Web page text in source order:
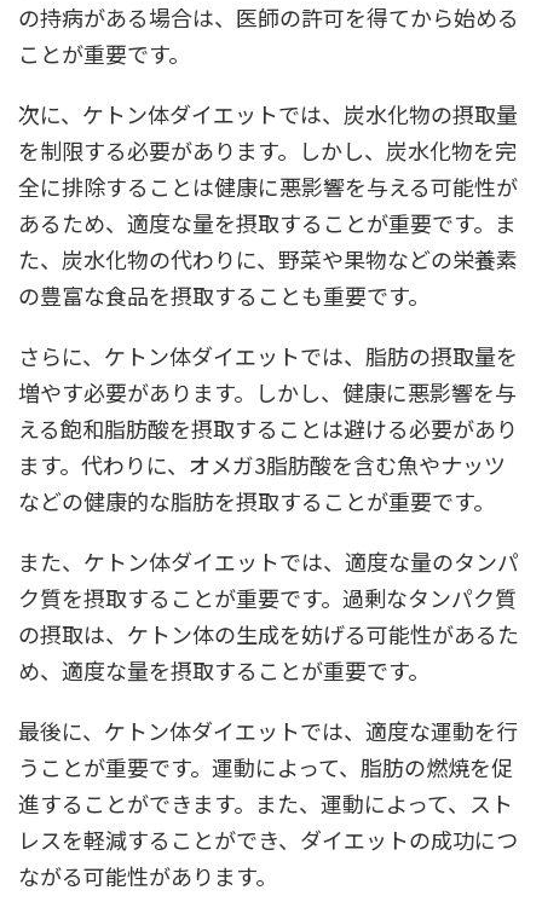
の持病がある場合は、医師の許可を得てから始める
ことが重要です。
次に、ケトン体ダイエットでは、炭水化物の摂取量
を制限する必要があります。しかし、炭水化物を完
全に排除することは健康に悪影響を与える可能性が
あるため、適度な量を摂取することが重要です。ま
た、炭水化物の代わりに、野菜や果物などの栄養素
の豊富な食品を摂取することも重要です。
さらに、ケトン体ダイエットでは、脂肪の摂取量を
増やす必要があります。しかし、健康に悪影響を与
える飽和脂肪酸を摂取することは避ける必要があり
ます。代わりに、オメガ3脂肪酸を含む魚やナッツ
などの健康的な脂肪を摂取することが重要です。
また、ケトン体ダイエットでは、適度な量のタンパ
ク質を摂取することが重要です。過剰なタンパク質
の摂取は、ケトン体の生成を妨げる可能性があるた
め、適度な量を摂取することが重要です。
最後に、ケトン体ダイエットでは、適度な運動を行
うことが重要です。運動によって、脂肪の燃焼を促
進することができます。また、運動によって、スト
レスを軽減することができ、ダイエットの成功につ
ながる可能性があります。